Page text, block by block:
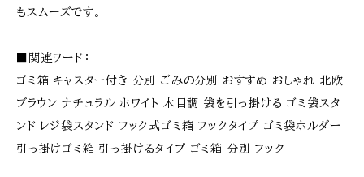
もスムーズです。
■関連ワード：
ゴミ箱 キャスター付き 分別 ごみの分別 おすすめ おしゃれ 北欧
ブラウン ナチュラル ホワイト 木目調 袋を引っ掛ける ゴミ袋スタ
ンド レジ袋スタンド フック式ゴミ箱 フックタイプ ゴミ袋ホルダー
引っ掛けゴミ箱 引っ掛けるタイプ ゴミ箱 分別 フック